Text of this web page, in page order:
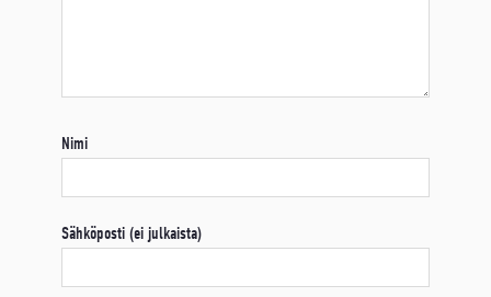
Nimi
Sähköposti (ei julkaista)